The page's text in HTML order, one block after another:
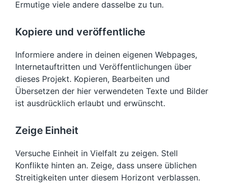
Ermutige viele andere dasselbe zu tun.
Kopiere und veröffentliche
Informiere andere in deinen eigenen Webpages,
Internetauftritten und Veröffentlichungen über
dieses Projekt. Kopieren, Bearbeiten und
Übersetzen der hier verwendeten Texte und Bilder
ist ausdrücklich erlaubt und erwünscht.
Zeige Einheit
Versuche Einheit in Vielfalt zu zeigen. Stell
Konflikte hinten an. Zeige, dass unsere üblichen
Streitigkeiten unter diesem Horizont verblassen.